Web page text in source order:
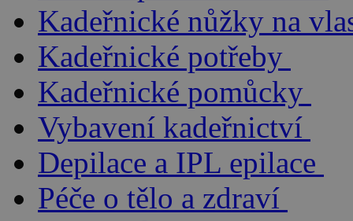
Kadeřnické nůžky na
Kadeřnické potřeby
Kadeřnické pomůcky
Vybavení kadeřnictví
Depilace a IPL epilace
Péče o tělo a zdraví